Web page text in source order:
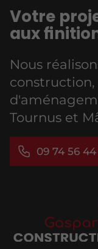
Votre
aux
Nous
Tournus et
09 74 56